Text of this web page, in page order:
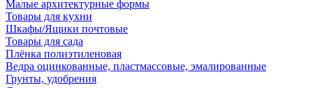
Малые архитектурные формы
Товары для кухни
Шкафы/Ящики почтовые
Товары для сада
Плёнка полиэтиленовая
Ведра оцинкованные, пластмассовые, эмалированные
Грунты, удобрения